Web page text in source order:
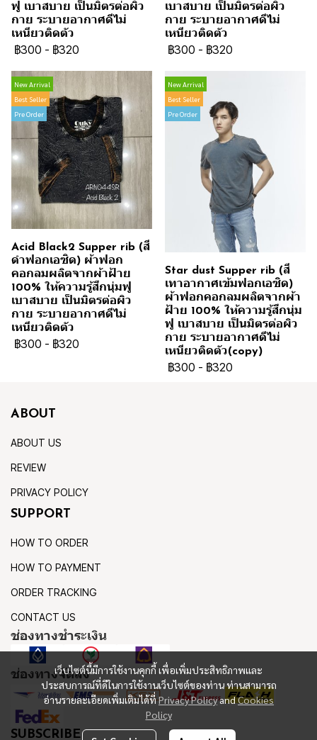
ฟู เบาสบาย เป็นมิตรต่อผิว
กาย ระบายอากาศดีไม่
เหนียวติดตัว
฿300 - ฿320
เบาสบาย เป็นมิตรต่อผิว
กาย ระบายอากาศดีไม่
เหนียวติดตัว
฿300 - ฿320
New Arrival
Best Seller
Pre Order
Acid Black2 Supper rib (สี
ดำฟอกเอซิด) ผ้าฟอก
คอกลมผลิตจากผ้าฝ้าย
100% ให้ความรู้สึกนุ่มฟู
เบาสบาย เป็นมิตรต่อผิว
กาย ระบายอากาศดีไม่
เหนียวติดตัว
฿300 - ฿320
New Arrival
Best Seller
Pre Order
Star dust Supper rib (สี
เทาอากาศเข้มฟอกเอซิด)
ผ้าฟอกคอกลมผลิตจากผ้า
ฝ้าย 100% ให้ความรู้สึกนุ่ม
ฟู เบาสบาย เป็นมิตรต่อผิว
กาย ระบายอากาศดีไม่
เหนียวติดตัว(copy)
฿300 - ฿320
เว็บไซต์นี้มีการใช้งานคุกกี้ เพื่อเพิ่มประสิทธิภาพและ
ประสบการณ์ที่ดีในการใช้งานเว็บไซต์ของท่าน ท่านสามารถ
อ่านรายละเอียดเพิ่มเติมได้ที่Privacy PolicyandCookies
Policy
ABOUT
ABOUT US
REVIEW
PRIVACY POLICY
SUPPORT
HOW TO ORDER
HOW TO PAYMENT
ORDER TRACKING
CONTACT US
ช่องทางชำระเงิน
ช่องทางจัดส่ง
SUBSCRIBE